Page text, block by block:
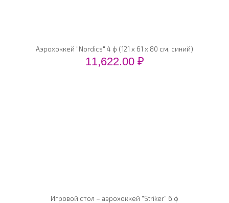
Аэрохоккей "Nordics" 4 ф (121 х 61 х 80 см, синий)
11,622.00 ₽
Игровой стол – аэрохоккей "Striker" 6 ф